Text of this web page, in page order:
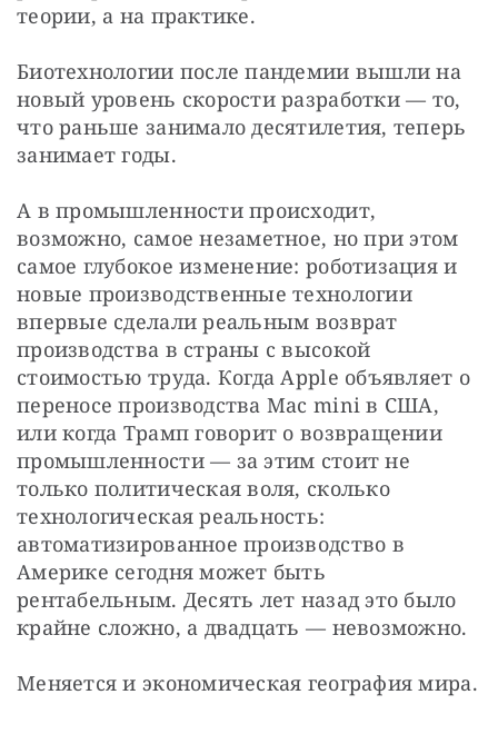
теории, а на практике.
Биотехнологии после пандемии вышли на
новый уровень скорости разработки — то,
что раньше занимало десятилетия, теперь
занимает годы.
А в промышленности происходит,
возможно, самое незаметное, но при этом
самое глубокое изменение: роботизация и
новые производственные технологии
впервые сделали реальным возврат
производства в страны с высокой
стоимостью труда. Когда Apple объявляет о
переносе производства Mac mini в США,
или когда Трамп говорит о возвращении
промышленности — за этим стоит не
только политическая воля, сколько
технологическая реальность:
автоматизированное производство в
Америке сегодня может быть
рентабельным. Десять лет назад это было
крайне сложно, а двадцать — невозможно.
Меняется и экономическая география мира.